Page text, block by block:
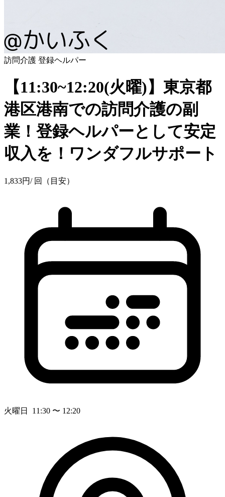
訪問介護 登録ヘルパー
【11:30~12:20(火曜)】東京都
港区港南での訪問介護の副
業！登録ヘルパーとして安定
収入を！ワンダフルサポート
1,833円/ 回（目安）
火曜日 11:30 〜 12:20